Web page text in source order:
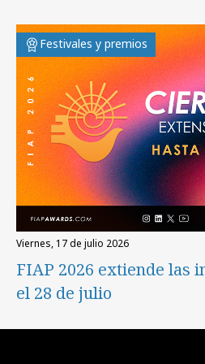
Festivales y premios
viernes, 17 de julio 2026
FIAP 2026 extiende las
el 28 de julio